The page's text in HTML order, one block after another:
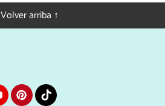
Volver arriba ↑